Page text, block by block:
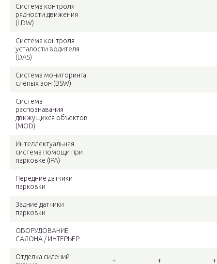
Система контроля
рядности движения
(LDW)
Система контроля
усталости водителя
(DAS)
Система мониторинга
слепых зон (BSW)
Система
распознавания
движущихся объектов
(MOD)
Интеллектуальная
система помощи при
парковке (IPA)
Передние датчики
парковки
Задние датчики
парковки
ОБОРУДОВАНИЕ
САЛОНА / ИНТЕРЬЕР
Отделка сидений
+ + +